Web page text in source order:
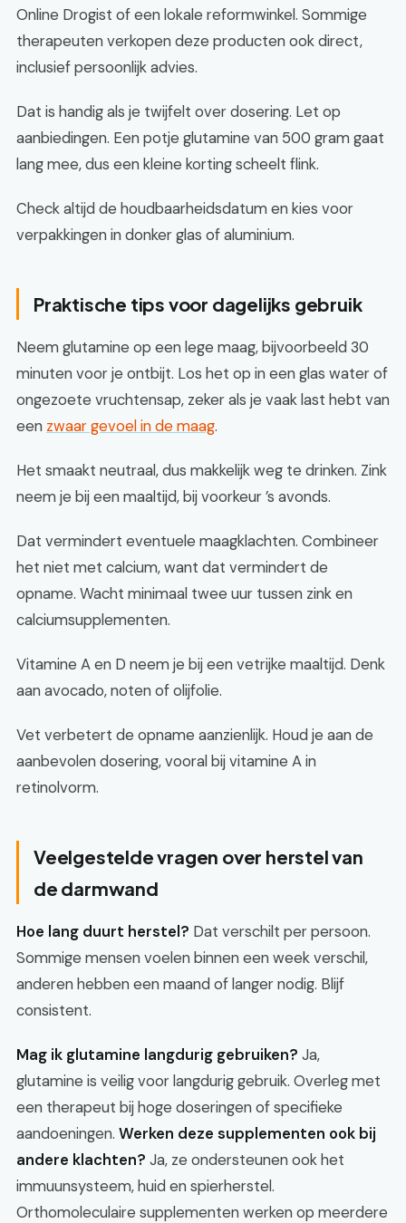
Online Drogist of een lokale reformwinkel. Sommige
therapeuten verkopen deze producten ook direct,
inclusief persoonlijk advies.
Dat is handig als je twijfelt over dosering. Let op
aanbiedingen. Een potje glutamine van 500 gram gaat
lang mee, dus een kleine korting scheelt flink.
Check altijd de houdbaarheidsdatum en kies voor
verpakkingen in donker glas of aluminium.
Praktische tips voor dagelijks gebruik
Neem glutamine op een lege maag, bijvoorbeeld 30
minuten voor je ontbijt. Los het op in een glas water of
ongezoete vruchtensap, zeker als je vaak last hebt van
een zwaar gevoel in de maag.
Het smaakt neutraal, dus makkelijk weg te drinken. Zink
neem je bij een maaltijd, bij voorkeur ’s avonds.
Dat vermindert eventuele maagklachten. Combineer
het niet met calcium, want dat vermindert de
opname. Wacht minimaal twee uur tussen zink en
calciumsupplementen.
Vitamine A en D neem je bij een vetrijke maaltijd. Denk
aan avocado, noten of olijfolie.
Vet verbetert de opname aanzienlijk. Houd je aan de
aanbevolen dosering, vooral bij vitamine A in
retinolvorm.
Veelgestelde vragen over herstel van
de darmwand
Hoe lang duurt herstel? Dat verschilt per persoon.
Sommige mensen voelen binnen een week verschil,
anderen hebben een maand of langer nodig. Blijf
consistent.
Mag ik glutamine langdurig gebruiken? Ja,
glutamine is veilig voor langdurig gebruik. Overleg met
een therapeut bij hoge doseringen of specifieke
aandoeningen. Werken deze supplementen ook bij
andere klachten? Ja, ze ondersteunen ook het
immuunsysteem, huid en spierherstel.
Orthomoleculaire supplementen werken op meerdere